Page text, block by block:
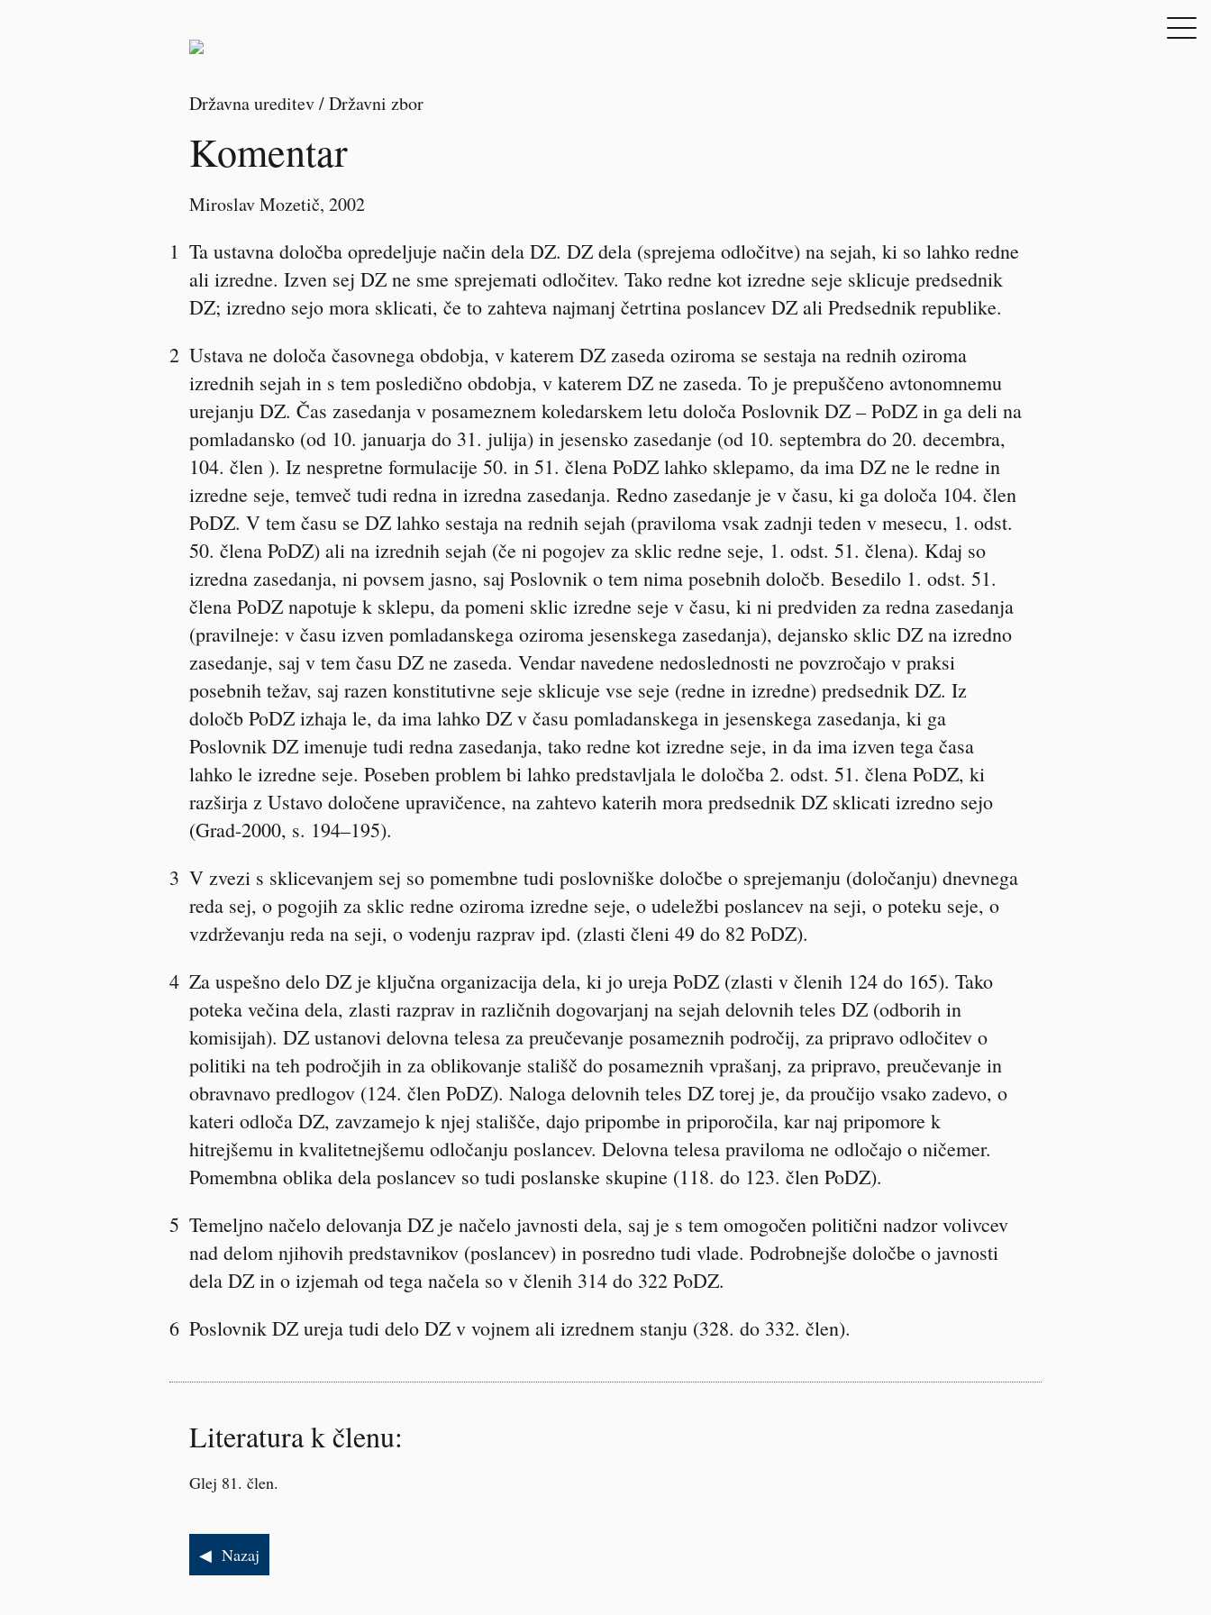
Državna ureditev / Državni zbor
Komentar
Miroslav Mozetič, 2002
1 Ta ustavna določba opredeljuje način dela DZ. DZ dela (sprejema odločitve) na sejah, ki so lahko redne
ali izredne. Izven sej DZ ne sme sprejemati odločitev. Tako redne kot izredne seje sklicuje predsednik
DZ; izredno sejo mora sklicati, če to zahteva najmanj četrtina poslancev DZ ali Predsednik republike.
2 Ustava ne določa časovnega obdobja, v katerem DZ zaseda oziroma se sestaja na rednih oziroma
izrednih sejah in s tem posledično obdobja, v katerem DZ ne zaseda. To je prepuščeno avtonomnemu
urejanju DZ. Čas zasedanja v posameznem koledarskem letu določa Poslovnik DZ – PoDZ in ga deli na
pomladansko (od 10. januarja do 31. julija) in jesensko zasedanje (od 10. septembra do 20. decembra,
104. člen ). Iz nespretne formulacije 50. in 51. člena PoDZ lahko sklepamo, da ima DZ ne le redne in
izredne seje, temveč tudi redna in izredna zasedanja. Redno zasedanje je v času, ki ga določa 104. člen
PoDZ. V tem času se DZ lahko sestaja na rednih sejah (praviloma vsak zadnji teden v mesecu, 1. odst.
50. člena PoDZ) ali na izrednih sejah (če ni pogojev za sklic redne seje, 1. odst. 51. člena). Kdaj so
izredna zasedanja, ni povsem jasno, saj Poslovnik o tem nima posebnih določb. Besedilo 1. odst. 51.
člena PoDZ napotuje k sklepu, da pomeni sklic izredne seje v času, ki ni predviden za redna zasedanja
(pravilneje: v času izven pomladanskega oziroma jesenskega zasedanja), dejansko sklic DZ na izredno
zasedanje, saj v tem času DZ ne zaseda. Vendar navedene nedoslednosti ne povzročajo v praksi
posebnih težav, saj razen konstitutivne seje sklicuje vse seje (redne in izredne) predsednik DZ. Iz
določb PoDZ izhaja le, da ima lahko DZ v času pomladanskega in jesenskega zasedanja, ki ga
Poslovnik DZ imenuje tudi redna zasedanja, tako redne kot izredne seje, in da ima izven tega časa
lahko le izredne seje. Poseben problem bi lahko predstavljala le določba 2. odst. 51. člena PoDZ, ki
razširja z Ustavo določene upravičence, na zahtevo katerih mora predsednik DZ sklicati izredno sejo
(Grad-2000, s. 194–195).
3 V zvezi s sklicevanjem sej so pomembne tudi poslovniške določbe o sprejemanju (določanju) dnevnega
reda sej, o pogojih za sklic redne oziroma izredne seje, o udeležbi poslancev na seji, o poteku seje, o
vzdrževanju reda na seji, o vodenju razprav ipd. (zlasti členi 49 do 82 PoDZ).
4 Za uspešno delo DZ je ključna organizacija dela, ki jo ureja PoDZ (zlasti v členih 124 do 165). Tako
poteka večina dela, zlasti razprav in različnih dogovarjanj na sejah delovnih teles DZ (odborih in
komisijah). DZ ustanovi delovna telesa za preučevanje posameznih področij, za pripravo odločitev o
politiki na teh področjih in za oblikovanje stališč do posameznih vprašanj, za pripravo, preučevanje in
obravnavo predlogov (124. člen PoDZ). Naloga delovnih teles DZ torej je, da proučijo vsako zadevo, o
kateri odloča DZ, zavzamejo k njej stališče, dajo pripombe in priporočila, kar naj pripomore k
hitrejšemu in kvalitetnejšemu odločanju poslancev. Delovna telesa praviloma ne odločajo o ničemer.
Pomembna oblika dela poslancev so tudi poslanske skupine (118. do 123. člen PoDZ).
5 Temeljno načelo delovanja DZ je načelo javnosti dela, saj je s tem omogočen politični nadzor volivcev
nad delom njihovih predstavnikov (poslancev) in posredno tudi vlade. Podrobnejše določbe o javnosti
dela DZ in o izjemah od tega načela so v členih 314 do 322 PoDZ.
6 Poslovnik DZ ureja tudi delo DZ v vojnem ali izrednem stanju (328. do 332. člen).
Literatura k členu:
Glej 81. člen.
Nazaj